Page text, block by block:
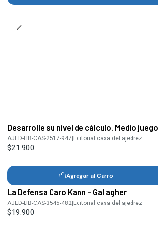
Desarrolle su nivel de cálculo. Medio juego
AJED-LIB-CAS-2517-947 Editorial casa del ajedrez
$21.900
Agregar al Carro
La Defensa Caro Kann - Gallagher
AJED-LIB-CAS-3545-482|Editorial casa del ajedrez
$19.900